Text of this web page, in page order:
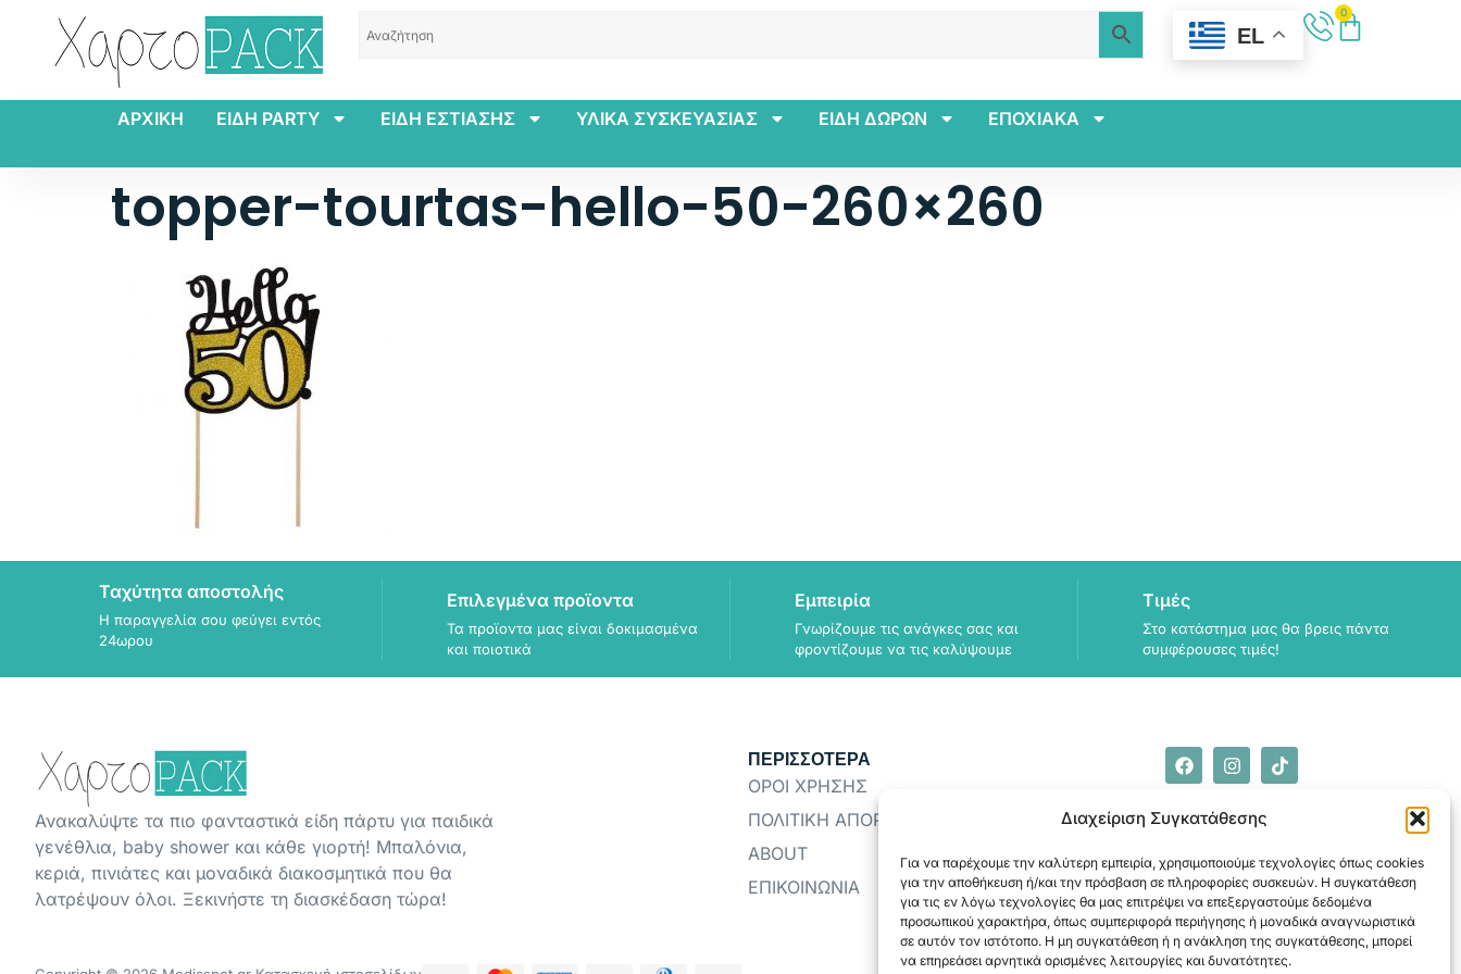
Διαχείριση Συγκατάθεσης
Για να παρέχουμε την καλύτερη εμπειρία, χρησιμοποιούμε τεχνολογίες όπως cookies
για την αποθήκευση ή/και την πρόσβαση σε πληροφορίες συσκευών. Η συγκατάθεση
για τις εν λόγω τεχνολογίες θα μας επιτρέψει να επεξεργαστούμε δεδομένα
προσωπικού χαρακτήρα, όπως συμπεριφορά περιήγησης ή μοναδικά αναγνωριστικά
σε αυτόν τον ιστότοπο. Η μη συγκατάθεση ή η ανάκληση της συγκατάθεσης, μπορεί
να επηρεάσει αρνητικά ορισμένες λειτουργίες και δυνατότητες.
EL
0
ΑΡΧΙΚΗ ΕΙΔΗ PARTY ΕΙΔΗ ΕΣΤΙΑΣΗΣ ΥΛΙΚΑ ΣΥΣΚΕΥΑΣΙΑΣ ΕΙΔΗ ΔΩΡΩΝ ΕΠΟΧΙΑΚΑ
topper-tourtas-hello-50-260×260
Ταχύτητα αποστολής
Η παραγγελία σου φεύγει εντός
24ωρου
Επιλεγμένα προϊοντα
Τα προϊοντα μας είναι δοκιμασμένα
και ποιοτικά
Εμπειρία
Γνωρίζουμε τις ανάγκες σας και
φροντίζουμε να τις καλύψουμε
Τιμές
Στο κατάστημα μας θα βρεις πάντα
συμφέρουσες τιμές!
Ανακαλύψτε τα πιο φανταστικά είδη πάρτυ για παιδικά
γενέθλια, baby shower και κάθε γιορτή! Μπαλόνια,
κεριά, πινιάτες και μοναδικά διακοσμητικά που θα
λατρέψουν όλοι. Ξεκινήστε τη διασκέδαση τώρα!
ΠΕΡΙΣΣΟΤΕΡΑ
ΟΡΟΙ ΧΡΗΣΗΣ
ΠΟΛΙΤΙΚΗ ΑΠΟΡΡΗΤΟΥ
ABOUT
ΕΠΙΚΟΙΝΩΝΙΑ
ΑΠΟΣΤΟΛΗ
ΕΞΟΦΛΗΣΗ